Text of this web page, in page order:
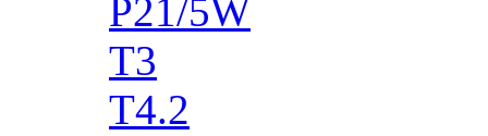
P21/5W
T3
T4.2